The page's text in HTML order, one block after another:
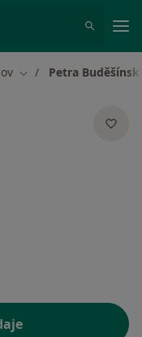
Změna města
Petra